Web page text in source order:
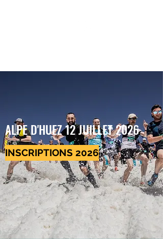
ALPE D'HUEZ 12 JUILLET 2026
INSCRIPTIONS 2026